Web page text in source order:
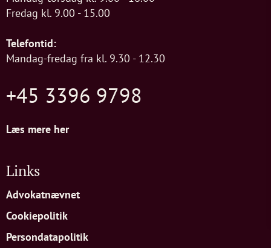
Fredag kl. 9.00 - 15.00
Telefontid:
Mandag-fredag fra kl. 9.30 - 12.30
+45 3396 9798
Læs mere her
Links
Advokatnævnet
Cookiepolitik
Persondatapolitik